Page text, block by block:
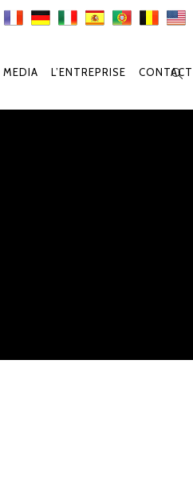
MEDIA L’ENTREPRISE CONTACT